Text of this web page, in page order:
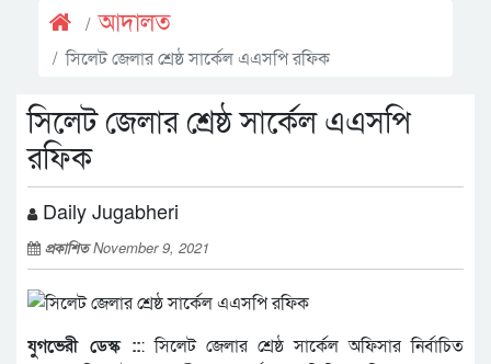
আদালত
সিলেট জেলার শ্রেষ্ঠ সার্কেল এএসপি রফিক
সিলেট জেলার শ্রেষ্ঠ সার্কেল এএসপি
রফিক
Daily Jugabheri
প্রকাশিতNovember 9, 2021
যুগভেরী ডেস্ক ::: সিলেট জেলার শ্রেষ্ঠ সার্কেল অফিসার নির্বাচিত